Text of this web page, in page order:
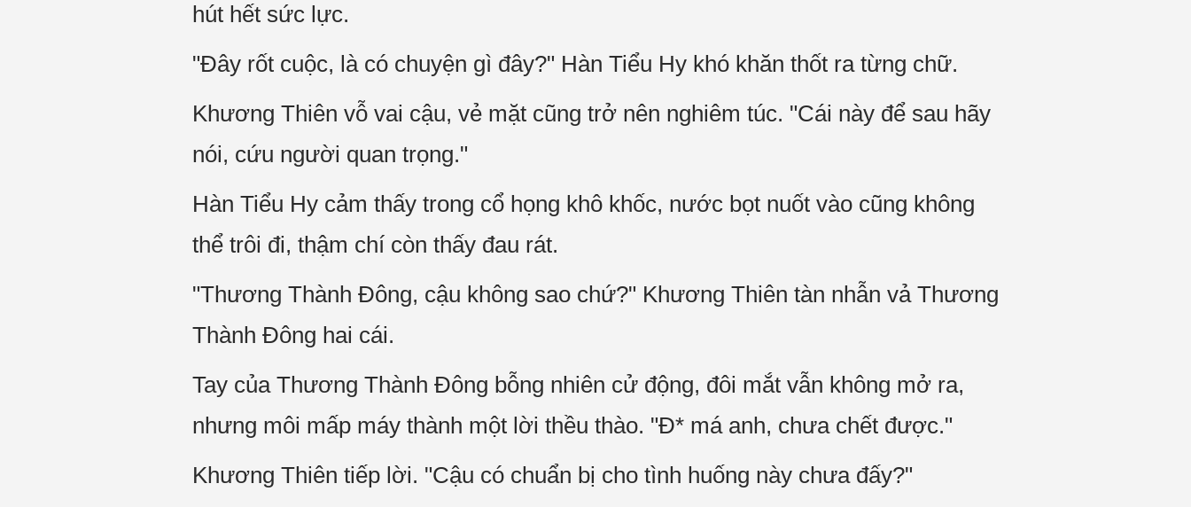
hút hết sức lực.
"Đây rốt cuộc, là có chuyện gì đây?" Hàn Tiểu Hy khó khăn thốt ra từng chữ.
Khương Thiên vỗ vai cậu, vẻ mặt cũng trở nên nghiêm túc. "Cái này để sau hãy
nói, cứu người quan trọng."
Hàn Tiểu Hy cảm thấy trong cổ họng khô khốc, nước bọt nuốt vào cũng không
thể trôi đi, thậm chí còn thấy đau rát.
"Thương Thành Đông, cậu không sao chứ?" Khương Thiên tàn nhẫn vả Thương
Thành Đông hai cái.
Tay của Thương Thành Đông bỗng nhiên cử động, đôi mắt vẫn không mở ra,
nhưng môi mấp máy thành một lời thều thào. "Đ* má anh, chưa chết được."
Khương Thiên tiếp lời. "Cậu có chuẩn bị cho tình huống này chưa đấy?"